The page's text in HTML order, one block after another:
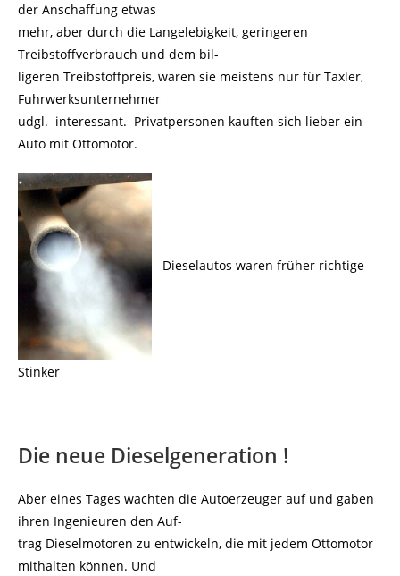
der Anschaffung etwas
mehr, aber durch die Langelebigkeit, geringeren
Treibstoffverbrauch und dem bil-
ligeren Treibstoffpreis, waren sie meistens nur für Taxler,
Fuhrwerksunternehmer
udgl. interessant. Privatpersonen kauften sich lieber ein
Auto mit Ottomotor.
Dieselautos waren früher richtige
Stinker
Die neue Dieselgeneration !
Aber eines Tages wachten die Autoerzeuger auf und gaben
ihren Ingenieuren den Auf-
trag Dieselmotoren zu entwickeln, die mit jedem Ottomotor
mithalten können. Und